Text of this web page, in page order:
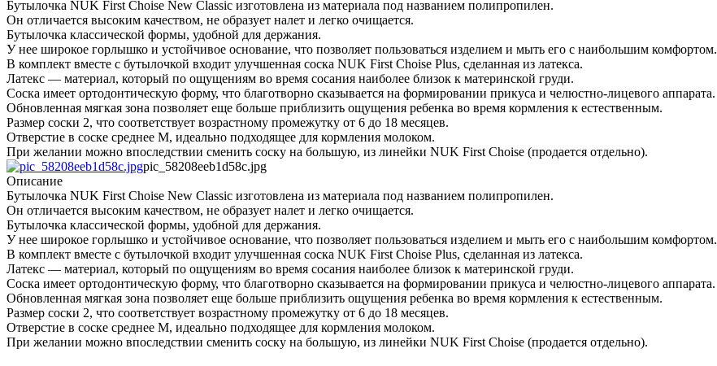
Бутылочка NUK First Choise New Classic изготовлена из материала под названием полипропилен.
Он отличается высоким качеством, не образует налет и легко очищается.
Бутылочка классической формы, удобной для держания.
У нее широкое горлышко и устойчивое основание, что позволяет пользоваться изделием и мыть его с наибольшим комфортом.
В комплект вместе с бутылочкой входит улучшенная соска NUK First Choise Plus, сделанная из латекса.
Латекс — материал, который по ощущениям во время сосания наиболее близок к материнской груди.
Соска имеет ортодонтическую форму, что благотворно сказывается на формировании прикуса и челюстно-лицевого аппарата.
Обновленная мягкая зона позволяет еще больше приблизить ощущения ребенка во время кормления к естественным.
Размер соски 2, что соответствует возрастному промежутку от 6 до 18 месяцев.
Отверстие в соске среднее М, идеально подходящее для кормления молоком.
При желании можно впоследствии сменить соску на большую, из линейки NUK First Choise (продается отдельно).
pic_58208eeb1d58c.jpg
Описание
Бутылочка NUK First Choise New Classic изготовлена из материала под названием полипропилен.
Он отличается высоким качеством, не образует налет и легко очищается.
Бутылочка классической формы, удобной для держания.
У нее широкое горлышко и устойчивое основание, что позволяет пользоваться изделием и мыть его с наибольшим комфортом.
В комплект вместе с бутылочкой входит улучшенная соска NUK First Choise Plus, сделанная из латекса.
Латекс — материал, который по ощущениям во время сосания наиболее близок к материнской груди.
Соска имеет ортодонтическую форму, что благотворно сказывается на формировании прикуса и челюстно-лицевого аппарата.
Обновленная мягкая зона позволяет еще больше приблизить ощущения ребенка во время кормления к естественным.
Размер соски 2, что соответствует возрастному промежутку от 6 до 18 месяцев.
Отверстие в соске среднее М, идеально подходящее для кормления молоком.
При желании можно впоследствии сменить соску на большую, из линейки NUK First Choise (продается отдельно).